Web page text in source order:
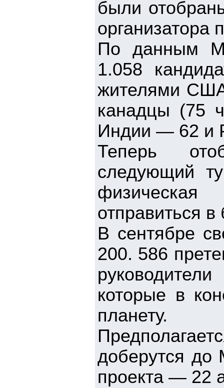
были
организатора
По данным
1.058
жителями
канадцы (75
Индии — 62 и
Теперь
следующий
физическая
отправиться
В сентябре
200. 586
которые в
планету.
доберутся до
проекта — 22